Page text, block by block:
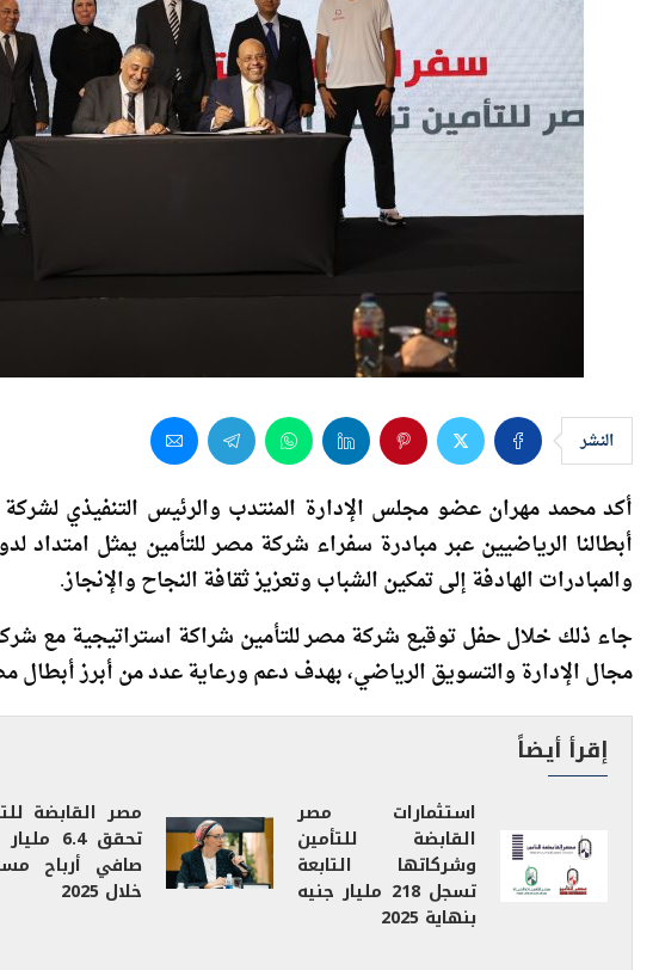
أكد محمد مهران عضو مجلس الإدارة المنتدب والرئيس التنفيذي
أبطالنا الرياضيين عبر مبادرة سفراء شركة مصر للتأمين يمثل امتداد
والمبادرات الهادفة إلى تمكين الشباب وتعزيز ثقافة النجاح والإنجاز.
جاء ذلك خلال حفل توقيع شركة مصر للتأمين شراكة استراتيجية مع
مجال الإدارة والتسويق الرياضي، بهدف دعم ورعاية عدد من أبرز أبطال
إقرأ أيضاً
استثمارات مصر
القابضة للتأمين
وشركاتها التابعة
تسجل 218 مليار جنيه
مصر القابضة
تحقق 6.4
صافي أرباح